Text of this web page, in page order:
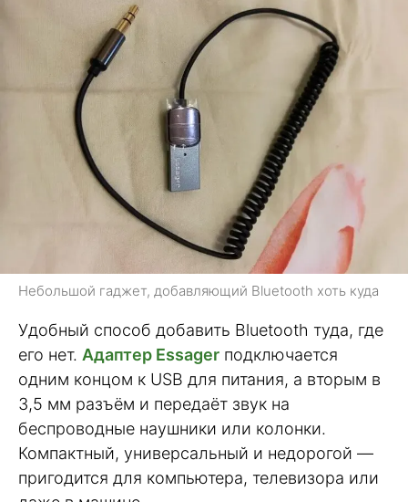
Небольшой гаджет, добавляющий Bluetooth хоть куда
Удобный способ добавить Bluetooth туда, где
его нет. Адаптер Essager подключается
одним концом к USB для питания, а вторым в
3,5 мм разъём и передаёт звук на
беспроводные наушники или колонки.
Компактный, универсальный и недорогой —
пригодится для компьютера, телевизора или